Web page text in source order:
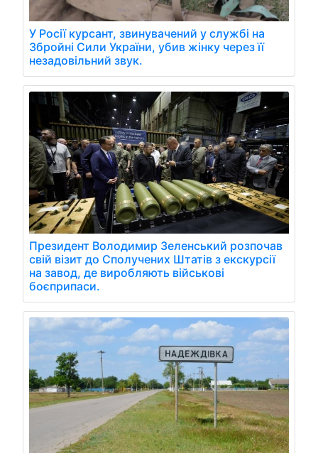
У Росії курсант, звинувачений у службі на
Збройні Сили України, убив жінку через її
незадовільний звук.
Президент Володимир Зеленський розпочав
свій візит до Сполучених Штатів з екскурсії
на завод, де виробляють військові
боєприпаси.